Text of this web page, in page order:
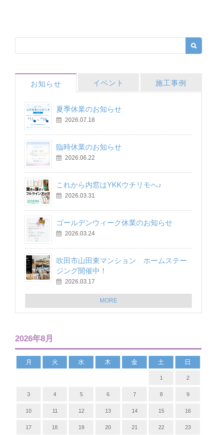
お知らせ イベント 施工事例
夏季休業のお知らせ
2026.07.18
臨時休業のお知らせ
2026.06.22
これから内窓はYKKウチリモへ♪
2026.03.31
ゴールデンウィーク休業のお知らせ
2026.03.24
吹田市山田東マンション ホームステー
ジング開催中！
2026.03.17
MORE
2026年8月
月 火 水 木 金 土 日
1 2
3 4 5 6 7 8 9
10 11 12 13 14 15 16
17 18 19 20 21 22 23